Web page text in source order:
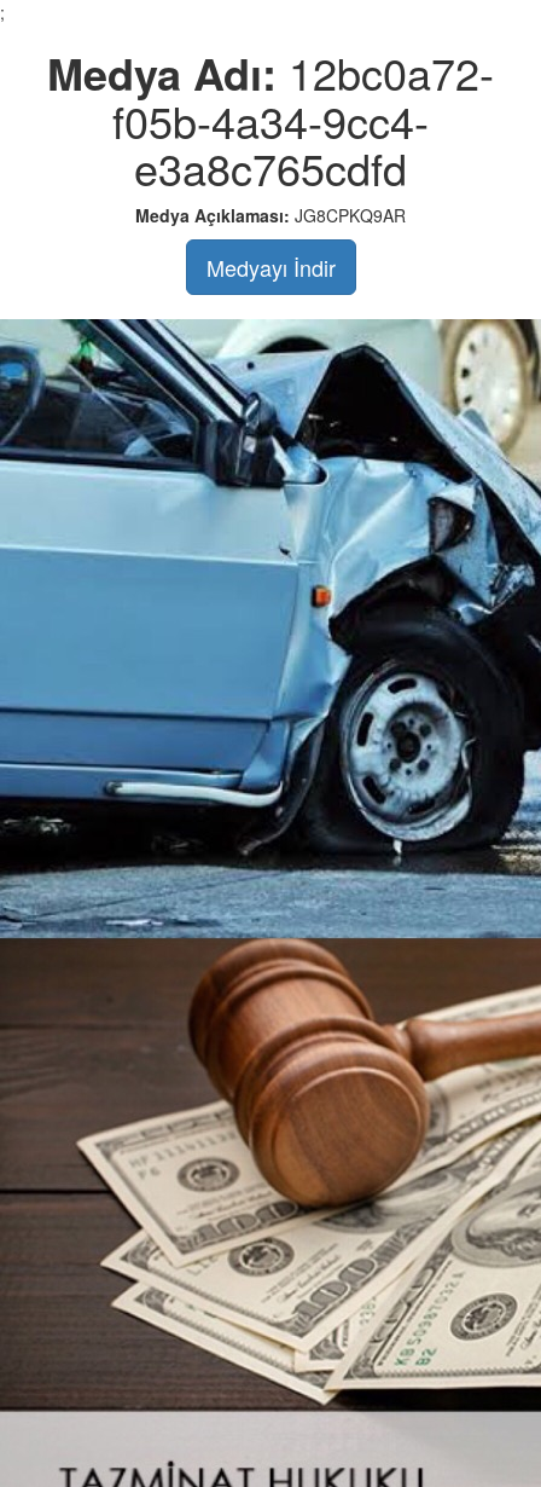
;
Medya Adı: 12bc0a72-
f05b-4a34-9cc4-
e3a8c765cdfd
Medya Açıklaması: JG8CPKQ9AR
Medyayı İndir